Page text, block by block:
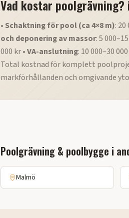
Vad kostar poolgrävning?
• Schaktning för pool (ca 4×8 m): 20
och deponering av massor: 5
000 kr •VA-anslutning: 10 000–30
Total kostnad för komplett
markförhållanden och omgivande
Poolgrävning & poolbygge i
Malmö